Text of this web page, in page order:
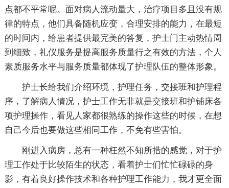
点都不平常呢。面对病人流动量大，治疗项目多且没有规
律的特点，他们具备随机应变，合理安排的能力，在最短
的时间内，给患者提供最完美的答复，护士门主动热情周
到细致，礼仪服务是提高服务质量行之有效的方法，个人
素质服务水平与服务质量都体现了护理队伍的整体形象。
护士长给我们介绍环境，护理任务，交接班和护理程
序，了解病人情况，护士工作无非就是交接班和护铺床各
项护理操作，看见人家都很熟练的操作这些的时候，在想
自己今后也要做这些相同工作，不免有些害怕。
刚进入病房，总有一种枉然不知所措的感觉，对于护
理工作处于比较陌生的状态，看着护士们忙忙碌碌的身
影，有着良好操作技术和各种护理工作能力，我才更全面